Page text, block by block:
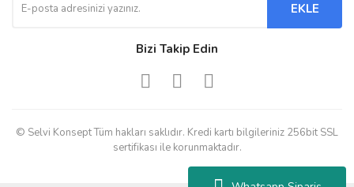
EKLE
Bizi Takip Edin
© Selvi Konsept Tüm hakları saklıdır. Kredi kartı bilgileriniz 256bit SSL
sertifikası ile korunmaktadır.